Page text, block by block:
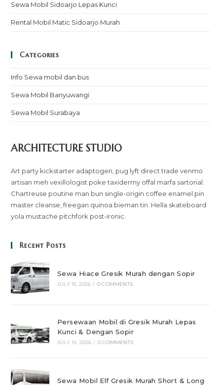
Sewa Mobil Sidoarjo Lepas Kunci
Rental Mobil Matic Sidoarjo Murah
Categories
Info Sewa mobil dan bus
Sewa Mobil Banyuwangi
Sewa Mobil Surabaya
ARCHITECTURE STUDIO
Art party kickstarter adaptogen, pug lyft direct trade venmo
artisan meh vexillologist poke taxidermy offal marfa sartorial.
Chartreuse poutine man bun single-origin coffee enamel pin
master cleanse, freegan quinoa bieman tin. Hella skateboard
yola mustache pitchfork post-ironic.
Recent Posts
Sewa Hiace Gresik Murah dengan Sopir
JULY 15, 2026 / 0 COMMENTS
Persewaan Mobil di Gresik Murah Lepas
Kunci & Dengan Sopir
JULY 14, 2026 / 0 COMMENTS
Sewa Mobil Elf Gresik Murah Short & Long